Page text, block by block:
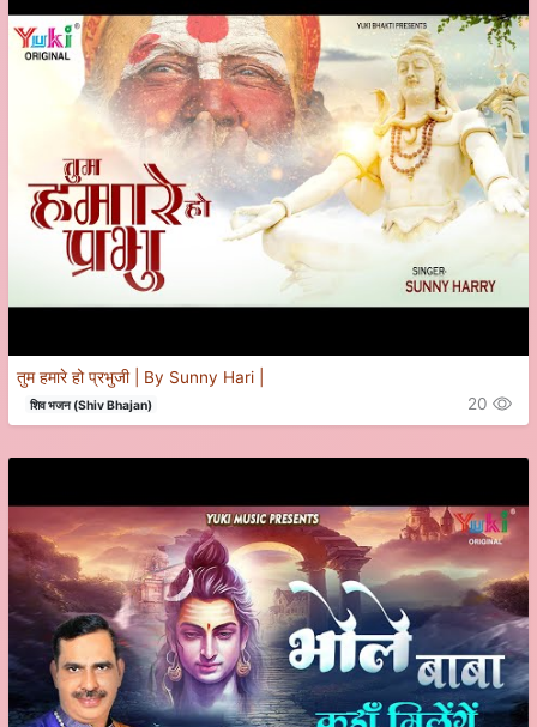
तुम हमारे हो प्रभुजी | By Sunny Hari |
शिव भजन (Shiv Bhajan) 20